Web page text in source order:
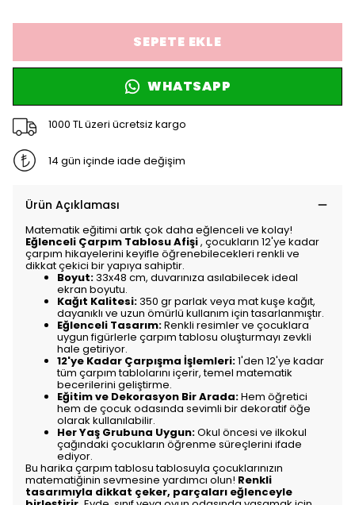
SEPETE EKLE
WHATSAPP
1000 TL üzeri ücretsiz kargo
14 gün içinde iade değişim
Ürün Açıklaması
Matematik eğitimi artık çok daha eğlenceli ve kolay!
Eğlenceli Çarpım Tablosu Afişi, çocukların 12'ye kadar
çarpım hikayelerini keyifle öğrenebilecekleri renkli ve
dikkat çekici bir yapıya sahiptir.
Boyut:33x48 cm, duvarınıza asılabilecek ideal
ekran boyutu.
Kağıt Kalitesi:350 gr parlak veya mat kuşe kağıt,
dayanıklı ve uzun ömürlü kullanım için tasarlanmıştır.
Eğlenceli Tasarım:Renkli resimler ve çocuklara
uygun figürlerle çarpım tablosu oluşturmayı zevkli
hale getiriyor.
12'ye Kadar Çarpışma İşlemleri:1'den 12'ye kadar
tüm çarpım tablolarını içerir, temel matematik
becerilerini geliştirme.
Eğitim ve Dekorasyon Bir Arada:Hem öğretici
hem de çocuk odasında sevimli bir dekoratif öğe
olarak kullanılabilir.
Her Yaş Grubuna Uygun:Okul öncesi ve ilkokul
çağındaki çocukların öğrenme süreçlerini ifade
ediyor.
Bu harika çarpım tablosu tablosuyla çocuklarınızın
matematiğinin sevmesine yardımcı olun! Renkli
tasarımıyla dikkat çeker, parçaları eğlenceyle